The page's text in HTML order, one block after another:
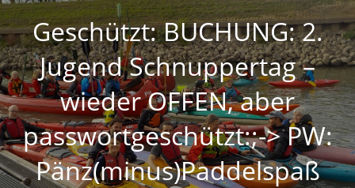
Geschützt: BUCHUNG: 2.
Jugend Schnuppertag –
wieder OFFEN, aber
passwortgeschützt:;-> PW:
Pänz(minus)Paddelspaß